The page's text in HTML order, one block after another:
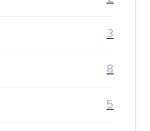
3
8
5